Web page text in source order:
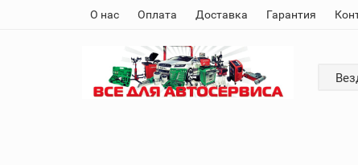
О нас Оплата Доставка Гарантия